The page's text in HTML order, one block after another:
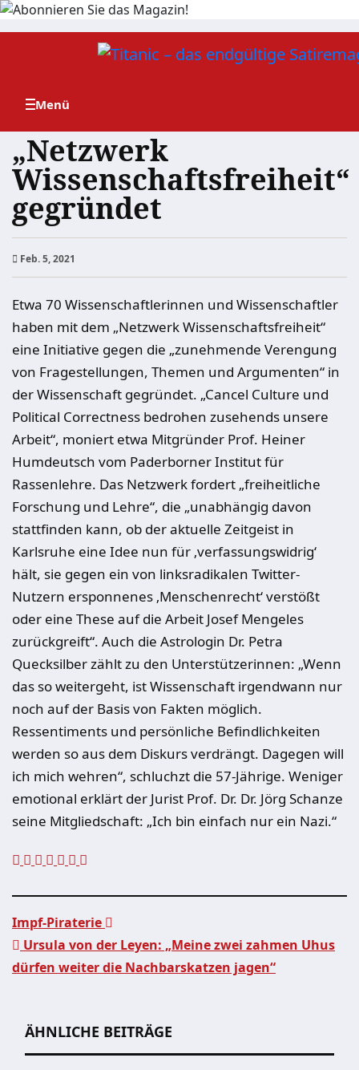
Zum
„Netzwerk
Wissenschaftsfreiheit“
gegründet
Feb. 5, 2021
Etwa 70 Wissenschaftlerinnen und Wissenschaftler
haben mit dem „Netzwerk Wissenschaftsfreiheit“
eine Initiative gegen die „zunehmende Verengung
von Fragestellungen, Themen und Argumenten“ in
der Wissenschaft gegründet. „Cancel Culture und
Political Correctness bedrohen zusehends unsere
Arbeit“, moniert etwa Mitgründer Prof. Heiner
Humdeutsch vom Paderborner Institut für
Rassenlehre. Das Netzwerk fordert „freiheitliche
Forschung und Lehre“, die „unabhängig davon
stattfinden kann, ob der aktuelle Zeitgeist in
Karlsruhe eine Idee nun für ‚verfassungswidrig‘
hält, sie gegen ein von linksradikalen Twitter-
Nutzern ersponnenes ‚Menschenrecht‘ verstößt
oder eine These auf die Arbeit Josef Mengeles
zurückgreift“. Auch die Astrologin Dr. Petra
Quecksilber zählt zu den Unterstützerinnen: „Wenn
das so weitergeht, ist Wissenschaft irgendwann nur
noch auf der Basis von Fakten möglich.
Ressentiments und persönliche Befindlichkeiten
werden so aus dem Diskurs verdrängt. Dagegen will
ich mich wehren“, schluchzt die 57-Jährige. Weniger
emotional erklärt der Jurist Prof. Dr. Dr. Jörg Schanze
seine Mitgliedschaft: „Ich bin einfach nur ein Nazi.“
Beitragsnavigation
Impf-Piraterie
Ursula von der Leyen: „Meine zwei zahmen Uhus
dürfen weiter die Nachbarskatzen jagen“
ÄHNLICHE BEITRÄGE